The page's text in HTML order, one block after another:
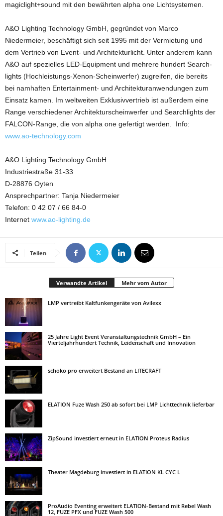
magiclight+sound mit den bewährten alpha one Lichtsystemen.
A&O Lighting Technology GmbH, gegründet von Marco
Niedermeier, beschäftigt sich seit 1995 mit der Vermietung und
dem Vertrieb von Event- und Architekturlicht. Unter anderem kann
A&O auf spezielles LED-Equipment und mehrere hundert Search-
lights (Hochleistungs-Xenon-Scheinwerfer) zugreifen, die bereits
bei namhaften Entertainment- und Architekturanwendungen zum
Einsatz kamen. Im weltweiten Exklusivvertrieb ist außerdem eine
Range verschiedener Architekturscheinwerfer und Searchlights der
FALCON-Range, die von alpha one gefertigt werden. Info:
www.ao-technology.com
A&O Lighting Technology GmbH
Industriestraße 31-33
D-28876 Oyten
Ansprechpartner: Tanja Niedermeier
Telefon: 0 42 07 / 66 84-0
Internet www.ao-lighting.de
Teilen
Verwandte Artikel Mehr vom Autor
LMP vertreibt Kaltfunkengeräte von Avilexx
25 Jahre Light Event Veranstaltungstechnik GmbH – Ein
Vierteljahrhundert Technik, Leidenschaft und Innovation
schoko pro erweitert Bestand an LITECRAFT
ELATION Fuze Wash 250 ab sofort bei LMP Lichttechnik lieferbar
ZipSound investiert erneut in ELATION Proteus Radius
Theater Magdeburg investiert in ELATION KL CYC L
ProAudio Eventing erweitert ELATION-Bestand mit Rebel Wash
12, FUZE PFX und FUZE Wash 500